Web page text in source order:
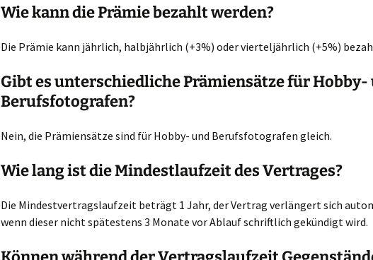
Wie kann die Prämie bezahlt werden?
Die Prämie kann jährlich, halbjährlich (+3%) oder vierteljährlich (+5%)
Gibt es unterschiedliche Prämiensätze für Hobby-
Berufsfotografen?
Nein, die Prämiensätze sind für Hobby- und Berufsfotografen gleich.
Wie lang ist die Mindestlaufzeit des Vertrages?
Die Mindestvertragslaufzeit beträgt 1 Jahr, der Vertrag verlängert sich
wenn dieser nicht spätestens 3 Monate vor Ablauf schriftlich gekündigt wird.